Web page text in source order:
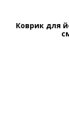
Коврик для